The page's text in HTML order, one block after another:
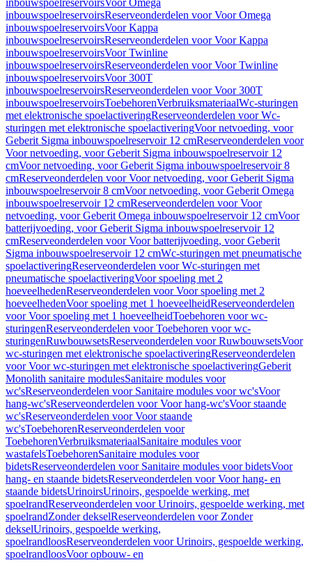
inbouwspoelreservoirsVoor Omega
inbouwspoelreservoirsReserveonderdelen voor Voor Omega
inbouwspoelreservoirsVoor Kappa
inbouwspoelreservoirsReserveonderdelen voor Voor Kappa
inbouwspoelreservoirsVoor Twinline
inbouwspoelreservoirsReserveonderdelen voor Voor Twinline
inbouwspoelreservoirsVoor 300T
inbouwspoelreservoirsReserveonderdelen voor Voor 300T
inbouwspoelreservoirsToebehorenVerbruiksmateriaalWc-sturingen
met elektronische spoelactiveringReserveonderdelen voor Wc-
sturingen met elektronische spoelactiveringVoor netvoeding, voor
Geberit Sigma inbouwspoelreservoir 12 cmReserveonderdelen voor
Voor netvoeding, voor Geberit Sigma inbouwspoelreservoir 12
cmVoor netvoeding, voor Geberit Sigma inbouwspoelreservoir 8
cmReserveonderdelen voor Voor netvoeding, voor Geberit Sigma
inbouwspoelreservoir 8 cmVoor netvoeding, voor Geberit Omega
inbouwspoelreservoir 12 cmReserveonderdelen voor Voor
netvoeding, voor Geberit Omega inbouwspoelreservoir 12 cmVoor
batterijvoeding, voor Geberit Sigma inbouwspoelreservoir 12
cmReserveonderdelen voor Voor batterijvoeding, voor Geberit
Sigma inbouwspoelreservoir 12 cmWc-sturingen met pneumatische
spoelactiveringReserveonderdelen voor Wc-sturingen met
pneumatische spoelactiveringVoor spoeling met 2
hoeveelhedenReserveonderdelen voor Voor spoeling met 2
hoeveelhedenVoor spoeling met 1 hoeveelheidReserveonderdelen
voor Voor spoeling met 1 hoeveelheidToebehoren voor wc-
sturingenReserveonderdelen voor Toebehoren voor wc-
sturingenRuwbouwsetsReserveonderdelen voor RuwbouwsetsVoor
wc-sturingen met elektronische spoelactiveringReserveonderdelen
voor Voor wc-sturingen met elektronische spoelactiveringGeberit
Monolith sanitaire modulesSanitaire modules voor
wc'sReserveonderdelen voor Sanitaire modules voor wc'sVoor
hang-wc'sReserveonderdelen voor Voor hang-wc'sVoor staande
wc'sReserveonderdelen voor Voor staande
wc'sToebehorenReserveonderdelen voor
ToebehorenVerbruiksmateriaalSanitaire modules voor
wastafelsToebehorenSanitaire modules voor
bidetsReserveonderdelen voor Sanitaire modules voor bidetsVoor
hang- en staande bidetsReserveonderdelen voor Voor hang- en
staande bidetsUrinoirsUrinoirs, gespoelde werking, met
spoelrandReserveonderdelen voor Urinoirs, gespoelde werking, met
spoelrandZonder dekselReserveonderdelen voor Zonder
dekselUrinoirs, gespoelde werking,
spoelrandloosReserveonderdelen voor Urinoirs, gespoelde werking,
spoelrandloosVoor opbouw- en